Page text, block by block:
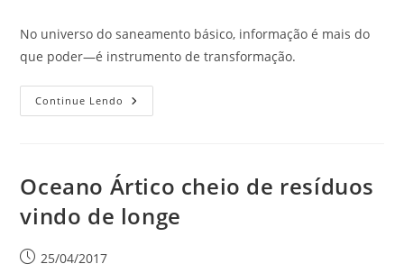
No universo do saneamento básico, informação é mais do
que poder—é instrumento de transformação.
Continue Lendo
Oceano Ártico cheio de resíduos
vindo de longe
25/04/2017